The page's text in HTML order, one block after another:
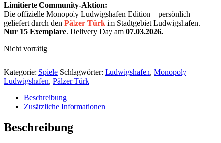
Limitierte Community-Aktion:
Die offizielle Monopoly Ludwigshafen Edition – persönlich
geliefert durch den Pälzer Türk im Stadtgebiet Ludwigshafen.
Nur 15 Exemplare. Delivery Day am 07.03.2026.
Nicht vorrätig
Kategorie: Spiele Schlagwörter: Ludwigshafen, Monopoly
Ludwigshafen, Pälzer Türk
Beschreibung
Zusätzliche Informationen
Beschreibung